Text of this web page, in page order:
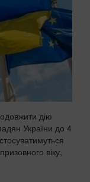
дію
України до 4
віку,